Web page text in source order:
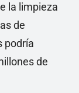
la limpieza
de
podría
de